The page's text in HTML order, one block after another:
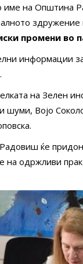
име на Општина
промени во
информации
на Зелен
Војо
ќе
одржливи